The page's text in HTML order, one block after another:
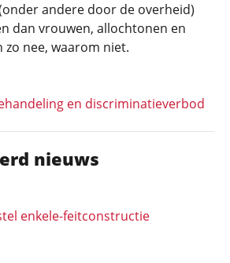
nieuws
enkele-feitconstructie
andere door de overheid)
dan vrouwen, allochtonen en
zo nee, waarom niet.
en discriminatieverbod